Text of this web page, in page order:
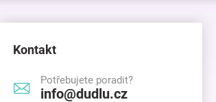
Kontakt
Potřebujete poradit?
info@dudlu.cz